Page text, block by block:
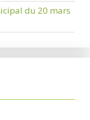
du 20 mars